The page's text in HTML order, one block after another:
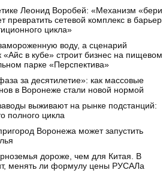
Леонид Воробей: «Механизм «бери
превратить сетевой комплекс в барьер
цикла»
воду, а сценарий
«Айс в кубе» строит бизнес на пищевом
парке «Перспектива»
за десятилетие»: как массовые
в Воронеже стали новой нормой
выживают на рынке подстанций:
полного цикла
Воронежа может запустить
дороже, чем для Китая. В
менять ли формулу цены РУСАЛа